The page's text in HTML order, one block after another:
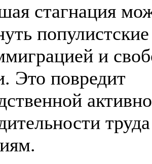
стагнация
и
Это повредит